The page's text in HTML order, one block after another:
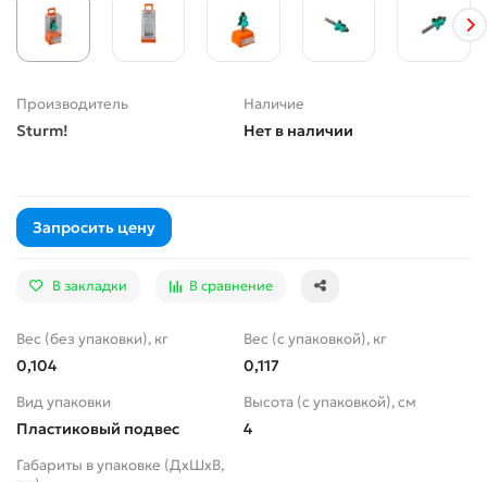
Производитель
Sturm!
Наличие
Нет в наличии
Запросить цену
В закладки В сравнение
Вес (без упаковки), кг
0,104
Вес (с упаковкой), кг
0,117
Вид упаковки
Пластиковый подвес
Высота (с упаковкой), см
4
Габариты в упаковке (ДхШхВ,